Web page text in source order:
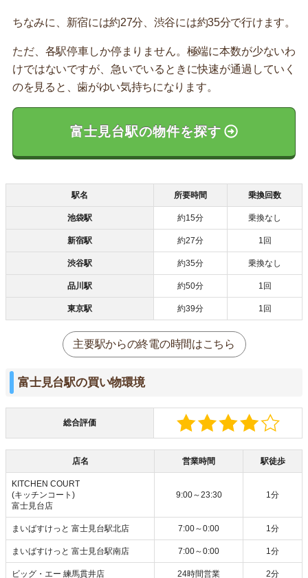
ちなみに、新宿には約27分、渋谷には約35分で行けます。
ただ、各駅停車しか停まりません。極端に本数が少ないわ
けではないですが、急いでいるときに快速が通過していく
のを見ると、歯がゆい気持ちになります。
富士見台駅の物件を探す
駅名 所要時間 乗換回数
池袋駅 約15分 乗換なし
新宿駅 約27分 1回
渋谷駅 約35分 乗換なし
品川駅 約50分 1回
東京駅 約39分 1回
主要駅からの終電の時間はこちら
富士見台駅の買い物環境
総合評価
店名 営業時間 駅徒歩
KITCHEN COURT
(キッチンコート)
富士見台店
9:00～23:30 1分
まいばすけっと 富士見台駅北店 7:00～0:00 1分
まいばすけっと 富士見台駅南店 7:00～0:00 1分
ビッグ・エー 練馬貫井店 24時間営業 2分